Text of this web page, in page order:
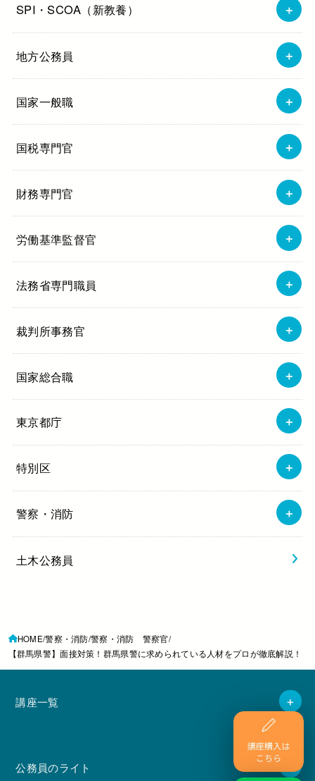
SPI・SCOA（新教養）
地方公務員
国家一般職
国税専門官
財務専門官
労働基準監督官
法務省専門職員
裁判所事務官
国家総合職
東京都庁
特別区
警察・消防
土木公務員
HOME 警察・消防 警察・消防 警察官
【群馬県警】面接対策！群馬県警に求められている人材をプロが徹底解説！
講座一覧
公務員のライト